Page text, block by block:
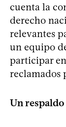
cuenta la
derecho
relevantes
un equipo
participar
reclamados
Un respaldo